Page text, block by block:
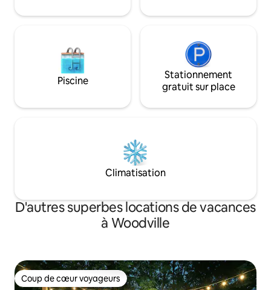
clôture). Détendez-vous et profitez-en !
Piscine
Stationnement
gratuit sur place
Climatisation
D'autres superbes locations de vacances
à Woodville
Coup de cœur voyageurs
Coup de cœur voyageurs